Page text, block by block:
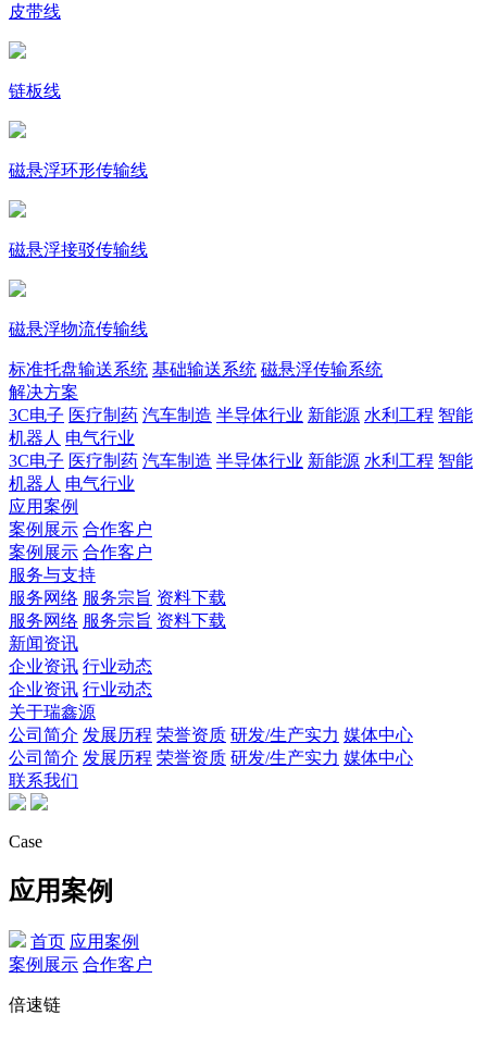
皮带线
链板线
磁悬浮环形传输线
磁悬浮接驳传输线
磁悬浮物流传输线
标准托盘输送系统 基础输送系统 磁悬浮传输系统
解决方案
3C电子 医疗制药 汽车制造 半导体行业 新能源 水利工程 智能
机器人 电气行业
3C电子 医疗制药 汽车制造 半导体行业 新能源 水利工程 智能
机器人 电气行业
应用案例
案例展示 合作客户
案例展示 合作客户
服务与支持
服务网络 服务宗旨 资料下载
服务网络 服务宗旨 资料下载
新闻资讯
企业资讯 行业动态
企业资讯 行业动态
关于瑞鑫源
公司简介 发展历程 荣誉资质 研发/生产实力 媒体中心
公司简介 发展历程 荣誉资质 研发/生产实力 媒体中心
联系我们
Case
应用案例
首页 应用案例
案例展示 合作客户
倍速链